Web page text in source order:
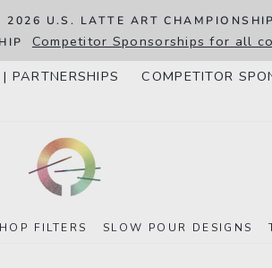
U.S. LATTE ART
Competitor Sponsorships for all
PARTNERSHIPS COMPETITOR
FILTERS SLOW POUR DESIGNS